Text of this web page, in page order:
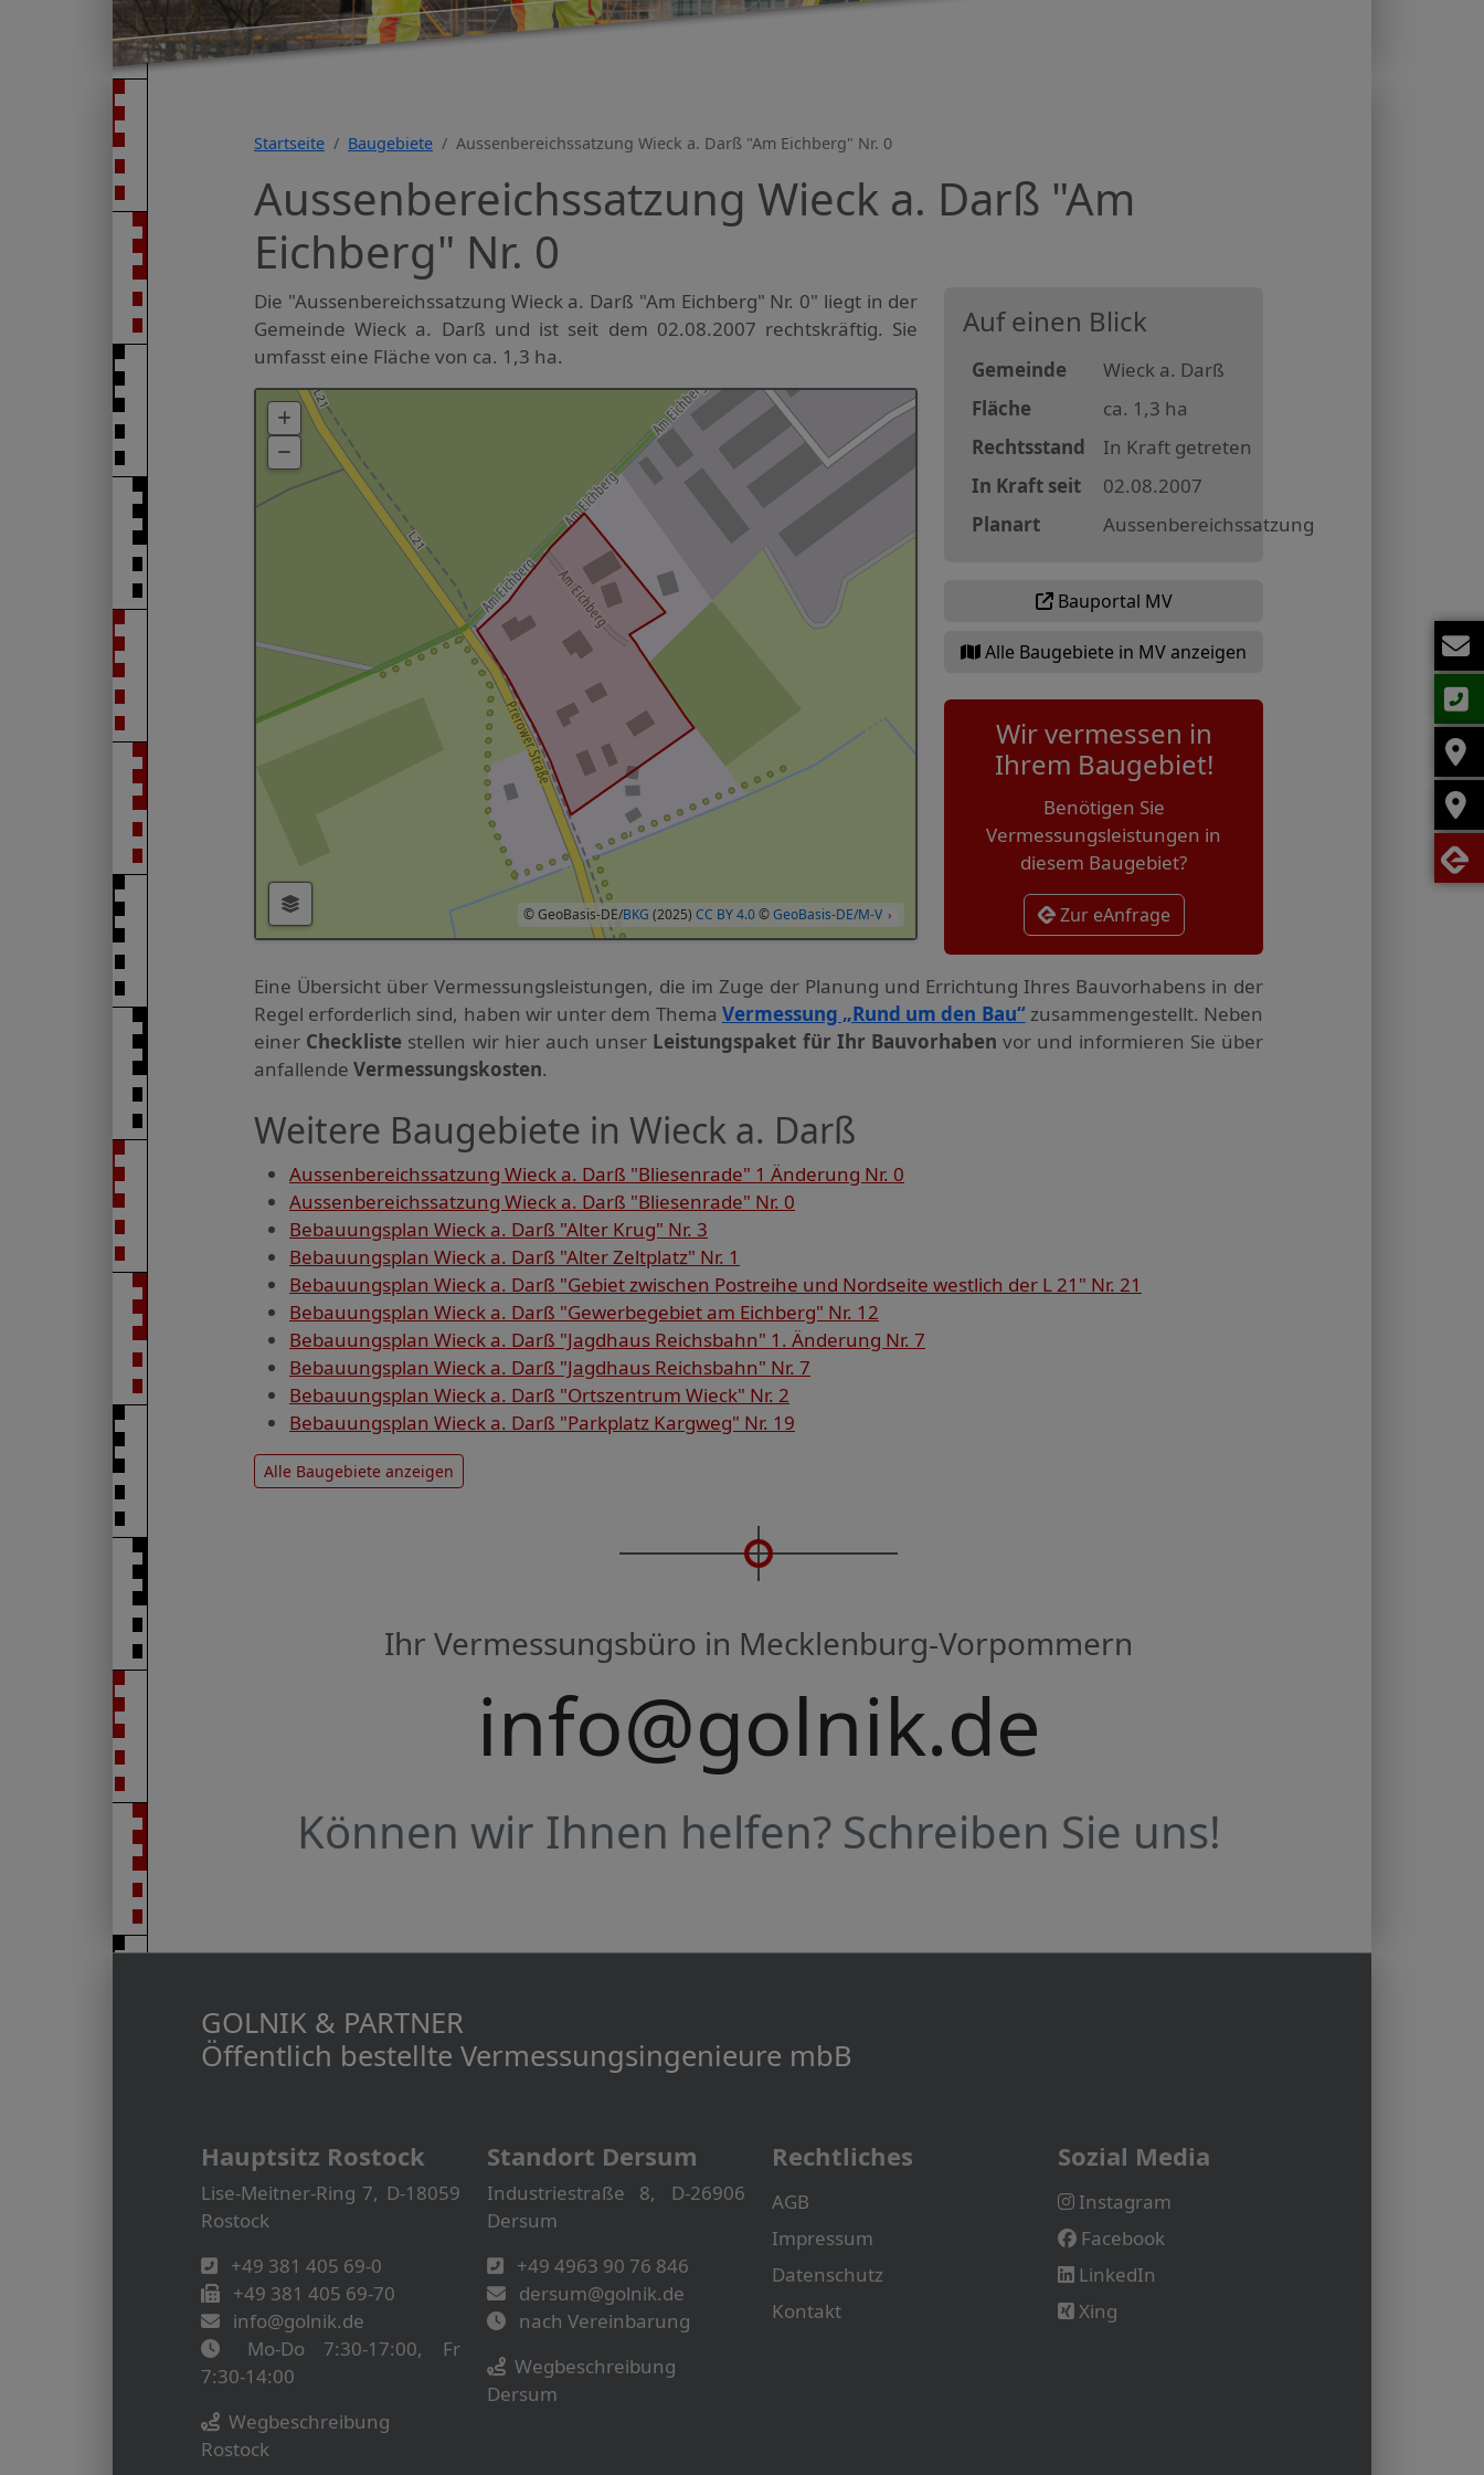
Startseite Baugebiete Aussenbereichssatzung Wieck a. Darß "Am Eichberg" Nr. 0
Aussenbereichssatzung Wieck a. Darß "Am
Eichberg" Nr. 0
Die "Aussenbereichssatzung Wieck a. Darß "Am Eichberg" Nr. 0" liegt in der
Gemeinde Wieck a. Darß und ist seit dem 02.08.2007 rechtskräftig. Sie
umfasst eine Fläche von ca. 1,3 ha.
›
© GeoBasis-DE/BKG (2025) CC BY 4.0 ©GeoBasis-DE/M-V
Auf einen Blick
Gemeinde
Wieck a. Darß
Fläche
ca. 1,3 ha
Rechtsstand
In Kraft getreten
In Kraft seit
02.08.2007
Planart
Aussenbereichssatzung
Bauportal MV
Alle Baugebiete in MV anzeigen
Wir vermessen in
Ihrem Baugebiet!
Benötigen Sie
Vermessungsleistungen in
diesem Baugebiet?
Zur eAnfrage
Eine Übersicht über Vermessungs­leistungen, die im Zuge der Planung und Errichtung Ihres Bauvorhabens in der
Regel erforderlich sind, haben wir unter dem Thema Vermessung „Rund um den Bau“zusammengestellt. Neben
einer Checkliste stellen wir hier auch unser Leistungspaket für Ihr Bauvorhaben vor und informieren Sie über
anfallende Vermessungskosten.
Weitere Baugebiete in Wieck a. Darß
Aussenbereichssatzung Wieck a. Darß "Bliesenrade" 1 Änderung Nr. 0
Aussenbereichssatzung Wieck a. Darß "Bliesenrade" Nr. 0
Bebauungsplan Wieck a. Darß "Alter Krug" Nr. 3
Bebauungsplan Wieck a. Darß "Alter Zeltplatz" Nr. 1
Bebauungsplan Wieck a. Darß "Gebiet zwischen Postreihe und Nordseite westlich der L 21" Nr. 21
Bebauungsplan Wieck a. Darß "Gewerbegebiet am Eichberg" Nr. 12
Bebauungsplan Wieck a. Darß "Jagdhaus Reichsbahn" 1. Änderung Nr. 7
Bebauungsplan Wieck a. Darß "Jagdhaus Reichsbahn" Nr. 7
Bebauungsplan Wieck a. Darß "Ortszentrum Wieck" Nr. 2
Bebauungsplan Wieck a. Darß "Parkplatz Kargweg" Nr. 19
Alle Baugebiete anzeigen
Ihr Vermessungsbüro in Mecklenburg-Vorpommern
info@golnik.de
Können wir Ihnen helfen? Schreiben Sie uns!
GOLNIK & PARTNER
Öffentlich bestellte Vermessungs­­ingenieure mbB
Hauptsitz Rostock
Lise-Meitner-Ring 7, D-18059
Rostock
+49 381 405 69-0
+49 381 405 69-70
info@golnik.de
Mo-Do 7:30-17:00, Fr
7:30-14:00
Wegbeschreibung
Rostock
Standort Dersum
Industriestraße 8, D-26906
Dersum
+49 4963 90 76 846
dersum@golnik.de
nach Vereinbarung
Wegbeschreibung
Dersum
Rechtliches
AGB
Impressum
Datenschutz
Kontakt
Sozial Media
Instagram
Facebook
LinkedIn
Xing